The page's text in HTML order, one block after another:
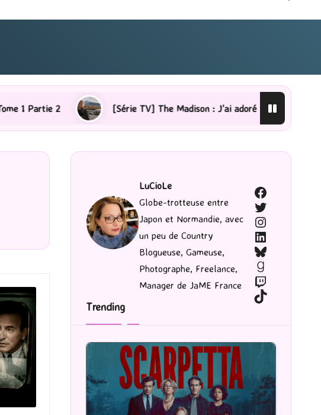
[Série TV] The Madison : J’ai adoré ! [Lecture] La femme de
LuCioLe
Globe-trotteuse entre
Japon et Normandie, avec
un peu de Country
Blogueuse, Gameuse,
Photographe, Freelance,
Manager de JaME France
Facebook
Twitter
Instagram
LinkedIn
Bluesky
Goodreads
Twitch
TikTok
Trending